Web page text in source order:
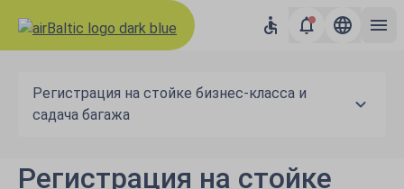
Регистрация на стойке бизнес-класса и
сaдача багажа
Регистрация на стойке